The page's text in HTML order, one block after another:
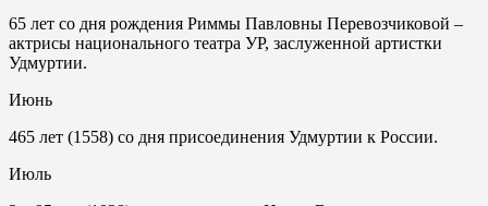
65 лет со дня рождения Риммы Павловны Перевозчиковой –
актрисы национального театра УР, заслуженной артистки
Удмуртии.
Июнь
465 лет (1558) со дня присоединения Удмуртии к России.
Июль